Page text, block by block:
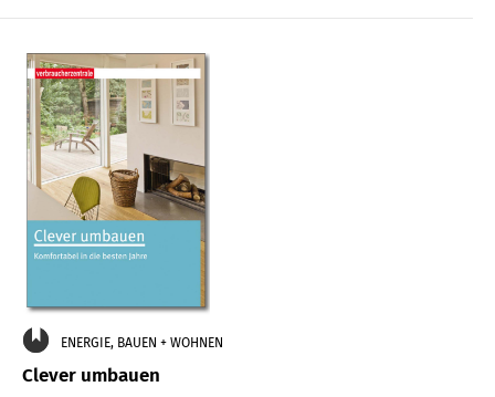
ENERGIE, BAUEN + WOHNEN
Clever umbauen